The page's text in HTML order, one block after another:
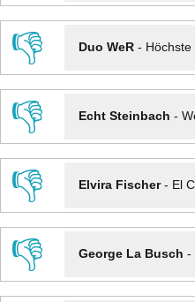
👎
Duo WeR-
👎
Echt Steinbach -
👎
Elvira Fischer- El
👎
George La Busch -